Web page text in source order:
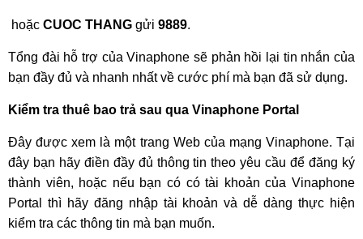
hoặc CUOC THANG gửi 9889.
Tổng đài hỗ trợ của Vinaphone sẽ phản hồi lại tin nhắn của
bạn đầy đủ và nhanh nhất về cước phí mà bạn đã sử dụng.
Kiểm tra thuê bao trả sau qua Vinaphone Portal
Đây được xem là một trang Web của mạng Vinaphone. Tại
đây bạn hãy điền đầy đủ thông tin theo yêu cầu để đăng ký
thành viên, hoặc nếu bạn có có tài khoản của Vinaphone
Portal thì hãy đăng nhập tài khoản và dễ dàng thực hiện
kiểm tra các thông tin mà bạn muốn.